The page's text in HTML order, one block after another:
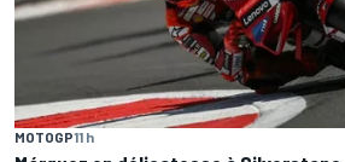
MOTOGP11 h